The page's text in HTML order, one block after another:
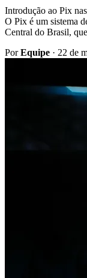
Introdução ao Pix
O Pix é um sistema
Central do Brasil,
PorEquipe · 22 de